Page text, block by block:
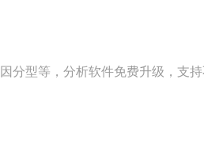
分型等，分析软件免费升级，支持